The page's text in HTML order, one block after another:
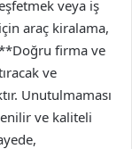
veya iş
araç kiralama,
firma ve
ve
Unutulmaması
ve kaliteli